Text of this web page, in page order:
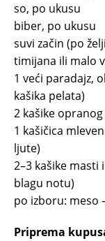
so, po ukusu
biber, po ukusu
suvi začin (po
timijana ili malo
1 veći paradajz,
kašika pelata)
2 kašike
1 kašičica
ljute)
2–3 kašike
blagu notu)
po izboru: meso
Priprema